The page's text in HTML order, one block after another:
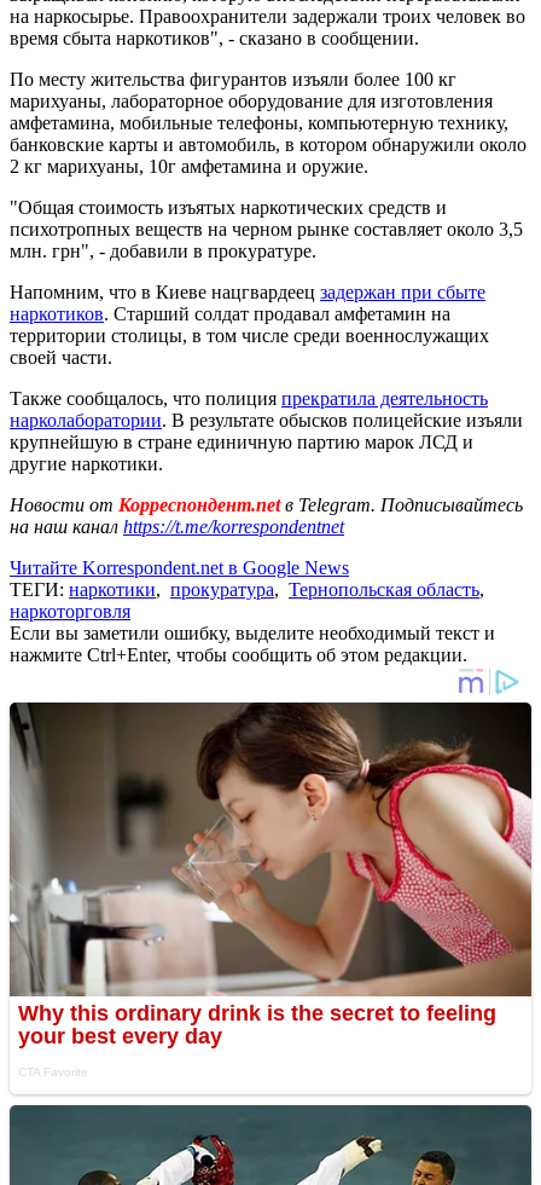
на наркосырье. Правоохранители задержали троих человек во
время сбыта наркотиков", - сказано в сообщении.
По месту жительства фигурантов изъяли более 100 кг
марихуаны, лабораторное оборудование для изготовления
амфетамина, мобильные телефоны, компьютерную технику,
банковские карты и автомобиль, в котором обнаружили около
2 кг марихуаны, 10г амфетамина и оружие.
"Общая стоимость изъятых наркотических средств и
психотропных веществ на черном рынке составляет около 3,5
млн. грн", - добавили в прокуратуре.
Напомним, что в Киеве нацгвардеец задержан при сбыте
наркотиков. Старший солдат продавал амфетамин на
территории столицы, в том числе среди военнослужащих
своей части.
Также сообщалось, что полиция прекратила деятельность
нарколаборатории. В результате обысков полицейские изъяли
крупнейшую в стране единичную партию марок ЛСД и
другие наркотики.
Новости от Корреспондент.netв Telegram. Подписывайтесь
на наш канал https://t.me/korrespondentnet
Читайте Korrespondent.net в Google News
ТЕГИ: наркотики, прокуратура, Тернопольская область,
наркоторговля
Если вы заметили ошибку, выделите необходимый текст и
нажмите Ctrl+Enter, чтобы сообщить об этом редакции.